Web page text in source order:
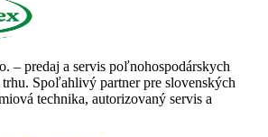
– predaj a servis poľnohospodárskych
Spoľahlivý partner pre slovenských
technika, autorizovaný servis a